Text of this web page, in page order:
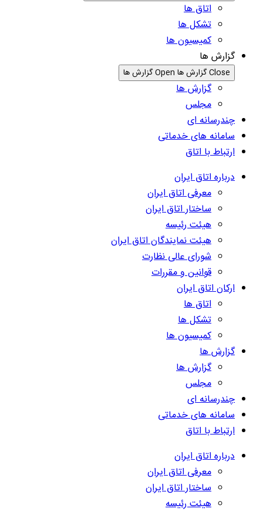
اتاق ها
تشکل ها
کمیسیون ها
گزارش ها
Close گزارش ها Open گزارش ها
گزارش ها
مجلس
چندرسانه ای
سامانه های خدماتی
ارتباط با اتاق
درباره اتاق ایران
معرفی اتاق ایران
ساختار اتاق ایران
هیئت رئیسه
هیئت نمایندگان اتاق ایران
شورای عالی نظارت
قوانین و مقررات
ارکان اتاق ایران
اتاق ها
تشکل ها
کمیسیون ها
گزارش ها
گزارش ها
مجلس
چندرسانه ای
سامانه های خدماتی
ارتباط با اتاق
درباره اتاق ایران
معرفی اتاق ایران
ساختار اتاق ایران
هیئت رئیسه